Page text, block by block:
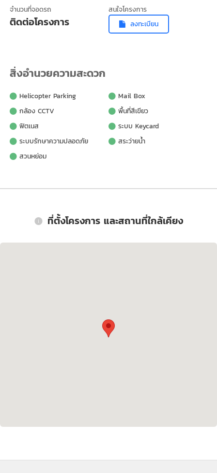
จำนวนที่จอดรถ
ติดต่อโครงการ
สนใจโครงการ
ลงทะเบียน
สิ่งอำนวยความสะดวก
Helicopter Parking
Mail Box
กล้อง CCTV
พื้นที่สีเขียว
ฟิตเนส
ระบบ Keycard
ระบบรักษาความปลอดภัย
สระว่ายน้ำ
สวนหย่อม
ที่ตั้งโครงการ และสถานที่ใกล้เคียง